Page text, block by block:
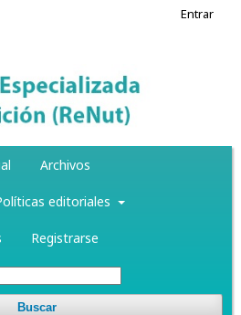
Archivos
editoriales
Registrarse
Buscar
Entrar